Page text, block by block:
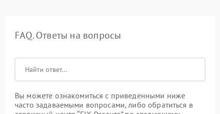
FAQ. Ответы на вопросы
Вы можете ознакомиться с приведенными ниже
часто задаваемыми вопросами, либо обратиться в